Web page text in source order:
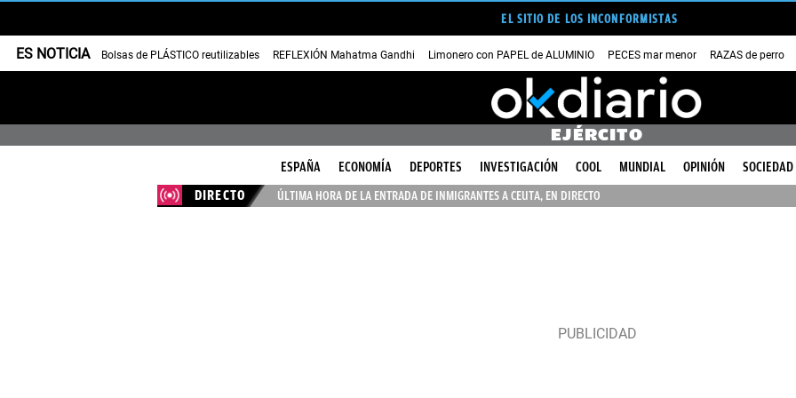
EL SITIO DE LOS INCONFORMISTAS
ES NOTICIA Bolsas de PLÁSTICO reutilizables REFLEXIÓN Mahatma Gandhi Limonero con PAPEL de ALUMINIO PECES mar menor RAZAS de perro
EJÉRCITO
ESPAÑA ECONOMÍA DEPORTES INVESTIGACIÓN COOL MUNDIAL OPINIÓN SOCIEDAD
DIRECTO
ÚLTIMA HORA DE LA ENTRADA DE INMIGRANTES A CEUTA, EN DIRECTO